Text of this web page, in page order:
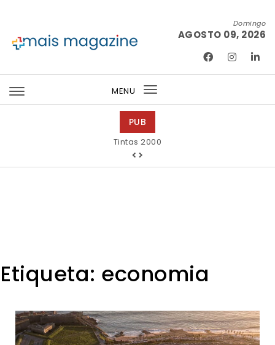
Domingo
AGOSTO 09, 2026
MENU
Toggle
PUB
Tintas 2000
Etiqueta: economia